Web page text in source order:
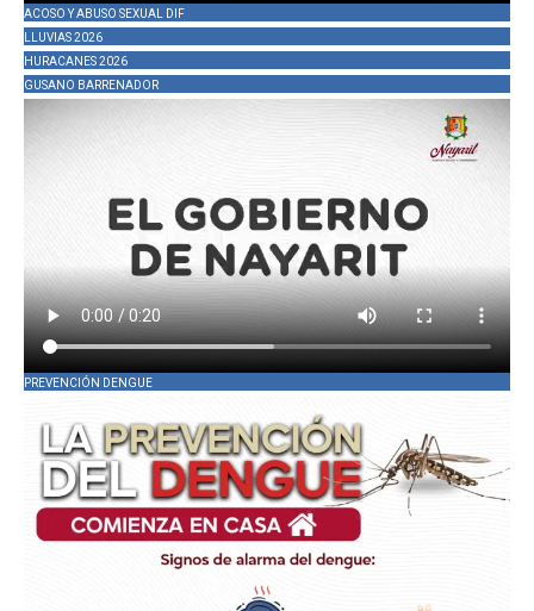
ACOSO Y ABUSO SEXUAL DIF
LLUVIAS 2026
HURACANES 2026
GUSANO BARRENADOR
PREVENCIÓN DENGUE